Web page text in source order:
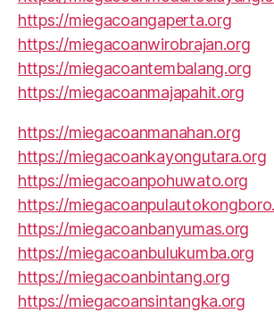
https://miegacoangaperta.org
https://miegacoanwirobrajan.org
https://miegacoantembalang.org
https://miegacoanmajapahit.org
https://miegacoanmanahan.org
https://miegacoankayongutara.org
https://miegacoanpohuwato.org
https://
https://miegacoanbanyumas.org
https://miegacoanbulukumba.org
https://miegacoanbintang.org
https://miegacoansintangka.org